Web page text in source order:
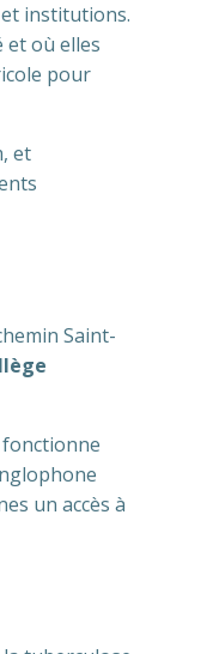
institutions.
et où elles
pour
et
Saint-
fonctionne
un accès à